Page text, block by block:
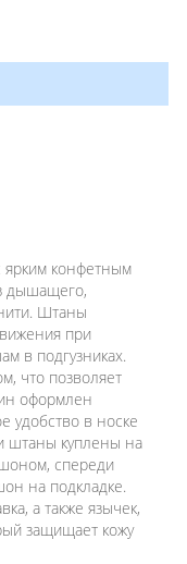
ярким конфетным
дышащего,
Штаны
при
в подгузниках.
что позволяет
оформлен
удобство в носке
штаны куплены на
спереди
на подкладке.
а также язычек,
защищает кожу